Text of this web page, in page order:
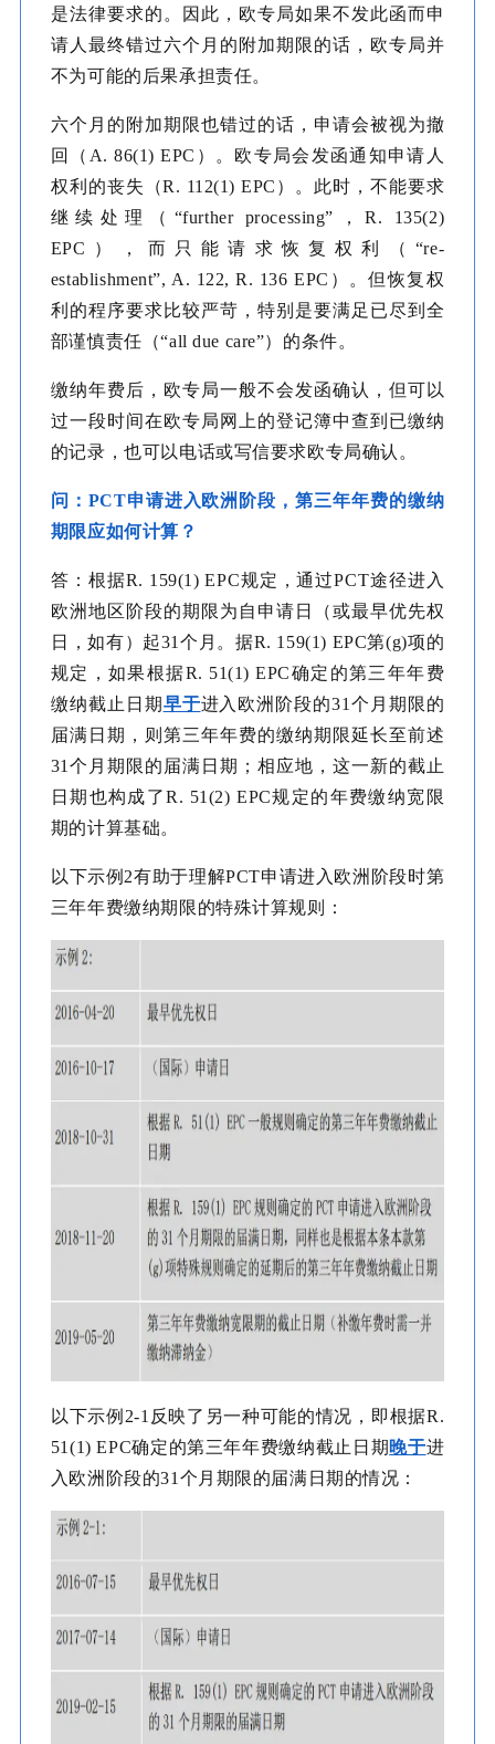
是法律要求的。因此，欧专局如果不发此函而申
请人最终错过六个月的附加期限的话，欧专局并
不为可能的后果承担责任。
六个月的附加期限也错过的话，申请会被视为撤
回（A. 86(1) EPC）。欧专局会发函通知申请人
权利的丧失（R. 112(1) EPC）。此时，不能要求
继续处理（“further processing”，R. 135(2)
EPC），而只能请求恢复权利（“re-
establishment”, A. 122, R. 136 EPC）。但恢复权
利的程序要求比较严苛，特别是要满足已尽到全
部谨慎责任（“all due care”）的条件。
缴纳年费后，欧专局一般不会发函确认，但可以
过一段时间在欧专局网上的登记簿中查到已缴纳
的记录，也可以电话或写信要求欧专局确认。
问：PCT申请进入欧洲阶段，第三年年费的缴纳
期限应如何计算？
答：根据R. 159(1) EPC规定，通过PCT途径进入
欧洲地区阶段的期限为自申请日（或最早优先权
日，如有）起31个月。据R. 159(1) EPC第(g)项的
规定，如果根据R. 51(1) EPC确定的第三年年费
缴纳截止日期早于进入欧洲阶段的31个月期限的
届满日期，则第三年年费的缴纳期限延长至前述
31个月期限的届满日期；相应地，这一新的截止
日期也构成了R. 51(2) EPC规定的年费缴纳宽限
期的计算基础。
以下示例2有助于理解PCT申请进入欧洲阶段时第
三年年费缴纳期限的特殊计算规则：
以下示例2-1反映了另一种可能的情况，即根据R.
51(1) EPC确定的第三年年费缴纳截止日期 晚于进
入欧洲阶段的31个月期限的届满日期的情况：